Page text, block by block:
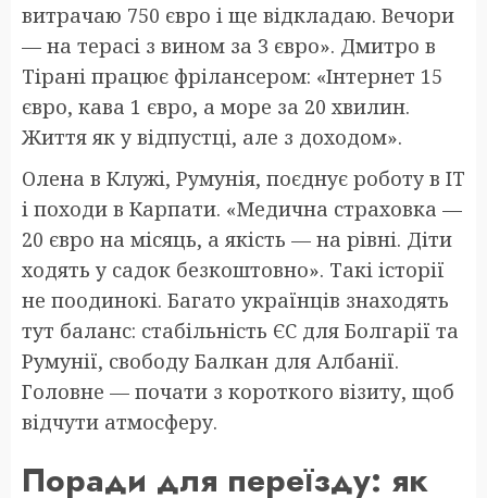
витрачаю 750 євро і ще відкладаю. Вечори
— на терасі з вином за 3 євро». Дмитро в
Тірані працює фрілансером: «Інтернет 15
євро, кава 1 євро, а море за 20 хвилин.
Життя як у відпустці, але з доходом».
Олена в Клужі, Румунія, поєднує роботу в IT
і походи в Карпати. «Медична страховка —
20 євро на місяць, а якість — на рівні. Діти
ходять у садок безкоштовно». Такі історії
не поодинокі. Багато українців знаходять
тут баланс: стабільність ЄС для Болгарії та
Румунії, свободу Балкан для Албанії.
Головне — почати з короткого візиту, щоб
відчути атмосферу.
Поради для переїзду: як